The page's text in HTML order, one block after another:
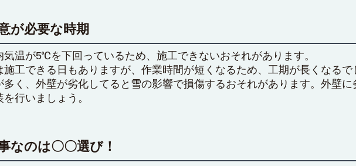
が必要な時期
温が5℃を下回っているため、施工できないおそれがあります。
施工できる日もありますが、作業時間が短くなるため、工期が長くなる
多く、外壁が劣化してると雪の影響で損傷するおそれがあります。外壁
行いましょう。
なのは〇〇選び！